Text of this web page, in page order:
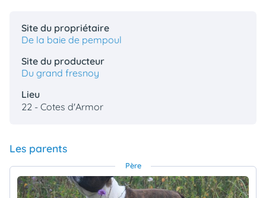
Site du propriétaire
De la baie de pempoul
Site du producteur
Du grand fresnoy
Lieu
22 - Cotes d'Armor
Les parents
Père